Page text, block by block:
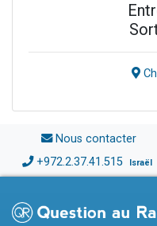
Nous contacter
+972.2.37.41.515 Israël